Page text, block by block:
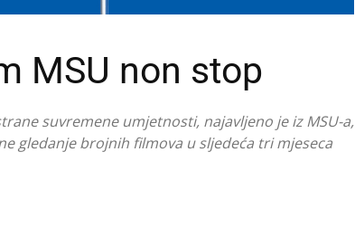
MSU non stop
suvremene umjetnosti, najavljeno je iz MSU-a,
gledanje brojnih filmova u sljedeća tri mjeseca